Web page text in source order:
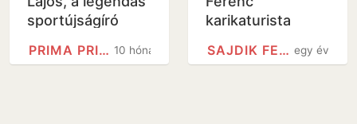
sportújságíró
10 hónap
PRIMA PRIMISSIMA
karikaturista
egy év
SAJDIK FERENC